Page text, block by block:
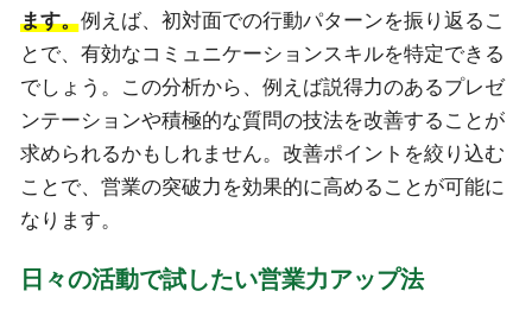
ます。例えば、初対面での行動パターンを振り返るこ
とで、有効なコミュニケーションスキルを特定できる
でしょう。この分析から、例えば説得力のあるプレゼ
ンテーションや積極的な質問の技法を改善することが
求められるかもしれません。改善ポイントを絞り込む
ことで、営業の突破力を効果的に高めることが可能に
なります。
日々の活動で試したい営業力アップ法